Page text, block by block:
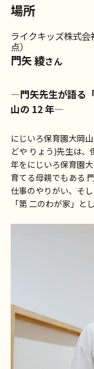
場所
ライクキッズ株式
点）
門矢 綾さん
—門矢先生が語る
山の 12 年—
にじいろ保育園大岡
どや りょう)先生は
年をにじいろ保育園
育てる母親でもある
仕事のやりがい、そ
「第 二のわが家」と